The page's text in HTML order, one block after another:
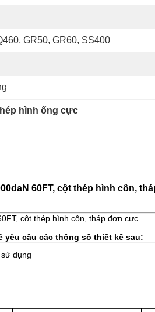
GR50, GR60, SS400
hình ống cực
60FT, cột thép hình côn,
cột thép hình côn, tháp đơn cực
yêu cầu các thông số thiết kế sau:
dụng